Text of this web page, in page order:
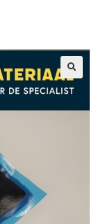
🔍